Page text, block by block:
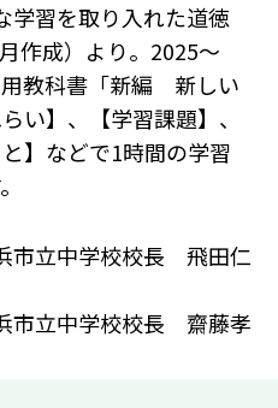
学習を取り入れた道徳
作成）より。2025～
教科書「新編 新しい
い】、【学習課題】、
】などで1時間の学習
市立中学校校長 飛田仁
市立中学校校長 齋藤孝